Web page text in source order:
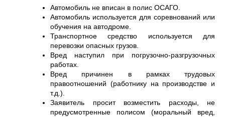
Автомобиль не вписан в полис ОСАГО.
Автомобиль используется для соревнований или
обучения на автодроме.
Транспортное средство используется для
перевозки опасных грузов.
Вред наступил при погрузочно-разгрузочных
работах.
Вред причинен в рамках трудовых
правоотношений (работнику на производстве и
т.д.).
Заявитель просит возместить расходы, не
предусмотренные полисом (моральный вред,